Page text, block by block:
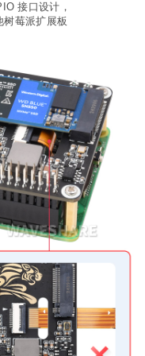
接口设计，
树莓派扩展板